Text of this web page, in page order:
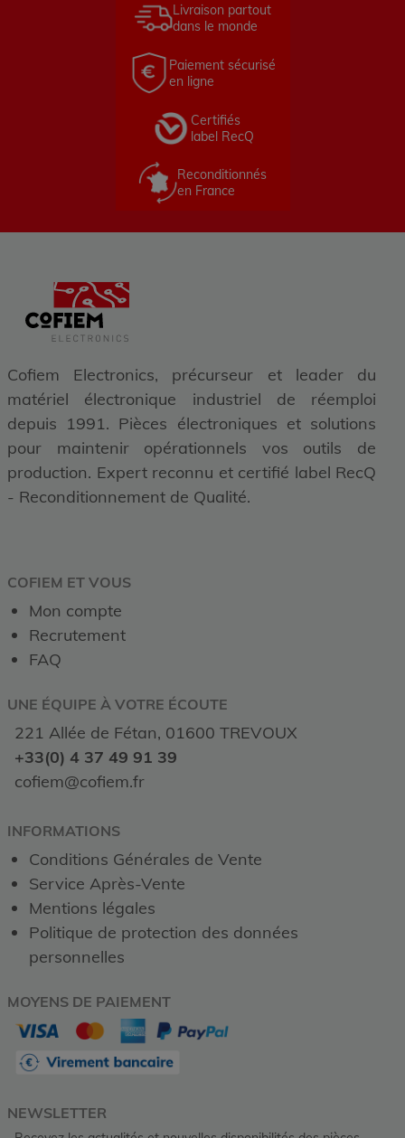
Livraison partout
dans le monde
Paiement sécurisé
en ligne
Certifiés
label RecQ
Reconditionnés
en France
Cofiem Electronics, précurseur et leader du
matériel électronique industriel de réemploi
depuis 1991. Pièces électroniques et solutions
pour maintenir opérationnels vos outils de
production. Expert reconnu et certifié label RecQ
- Reconditionnement de Qualité.
COFIEM ET VOUS
Mon compte
Recrutement
FAQ
UNE ÉQUIPE À VOTRE ÉCOUTE
221 Allée de Fétan, 01600 TREVOUX
+33(0) 4 37 49 91 39
cofiem@cofiem.fr
INFORMATIONS
Conditions Générales de Vente
Service Après-Vente
Mentions légales
Politique de protection des données
personnelles
MOYENS DE PAIEMENT
NEWSLETTER